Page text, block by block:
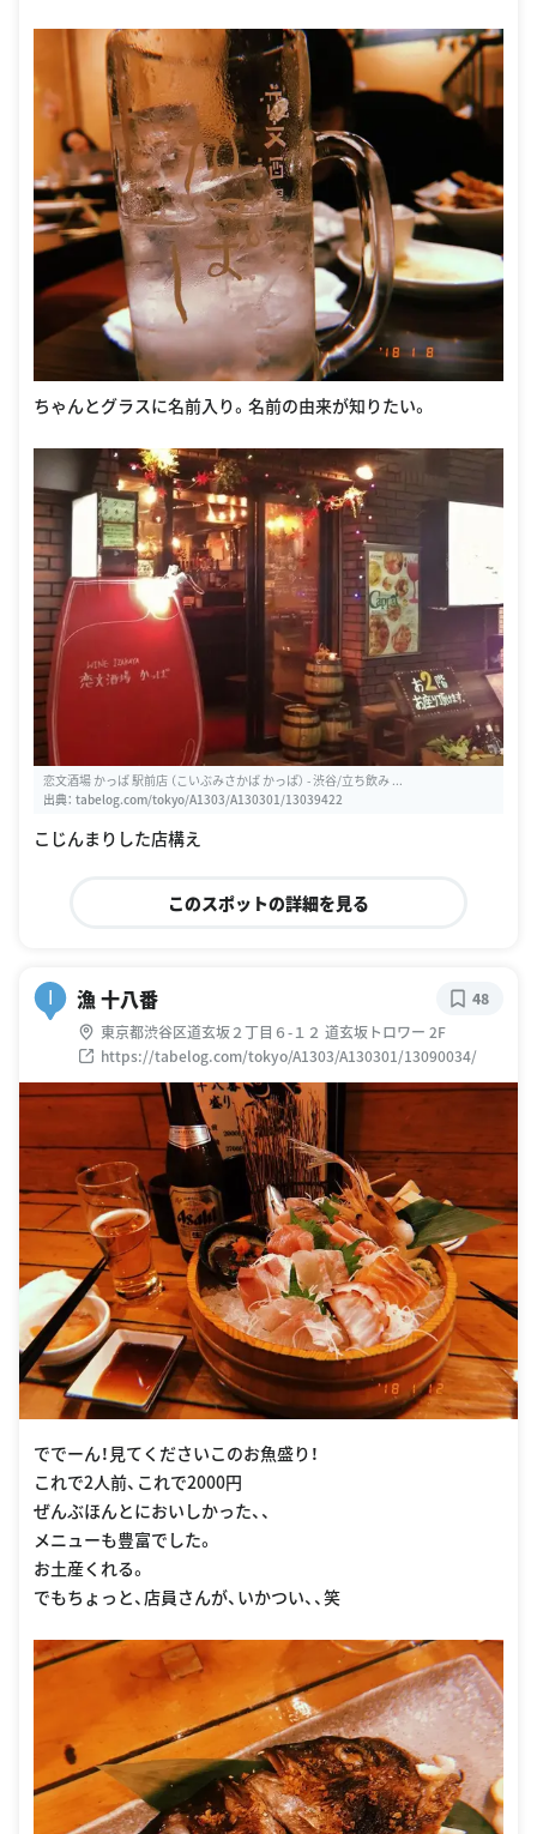
ちゃんとグラスに名前入り。名前の由来が知りたい。
恋文酒場 かっぱ 駅前店 （こいぶみさかば かっぱ） - 渋谷/立ち飲み ...
出典： tabelog.com/tokyo/A1303/A130301/13039422
こじんまりした店構え
このスポットの詳細を見る
I 漁 十八番
東京都渋谷区道玄坂２丁目６-１２ 道玄坂トロワー 2F
https://tabelog.com/tokyo/A1303/A130301/13090034/
48
ででーん！見てくださいこのお魚盛り！
これで2人前、これで2000円
ぜんぶほんとにおいしかった、、
メニューも豊富でした。
お土産くれる。
でもちょっと、店員さんが、いかつい、、笑